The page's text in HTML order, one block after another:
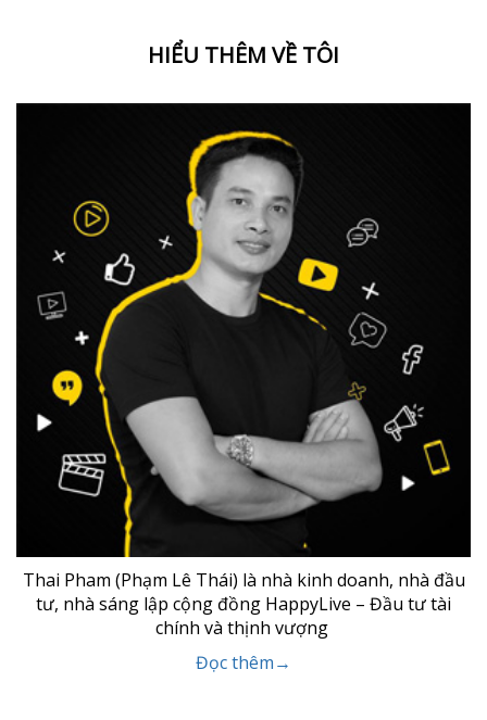
HIỂU THÊM VỀ TÔI
Thai Pham (Phạm Lê Thái) là nhà kinh doanh, nhà đầu
tư, nhà sáng lập cộng đồng HappyLive – Đầu tư tài
chính và thịnh vượng
Đọc thêm→